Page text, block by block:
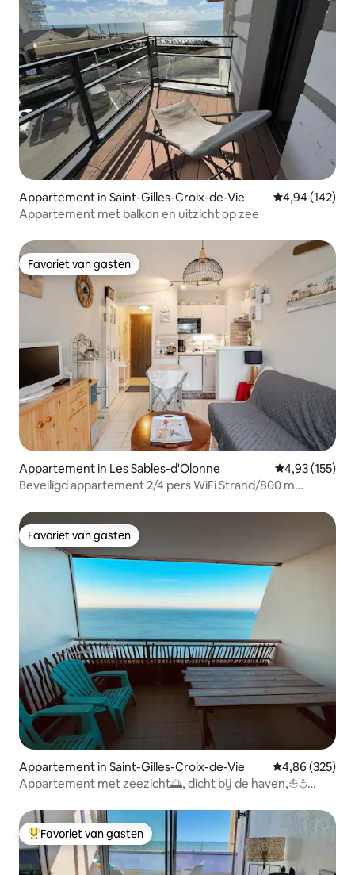
Appartement in Saint-Gilles-Croix-de-Vie Gemiddelde
4,94 (142)
Appartement met balkon en uitzicht op zee
Favoriet van gasten
Favoriet van gasten
Appartement in Les Sables-d'Olonne Gemiddelde
4,93 (155)
Beveiligd appartement 2/4 pers WiFi Strand/800 m
Favoriet van gasten
Favoriet van gasten
Appartement in Saint-Gilles-Croix-de-Vie Gemiddelde
4,86 (325)
Appartement met zeezicht🌅, dicht bij de haven,⛵️⚓️
Topfavoriet van gasten
Favoriet van gasten